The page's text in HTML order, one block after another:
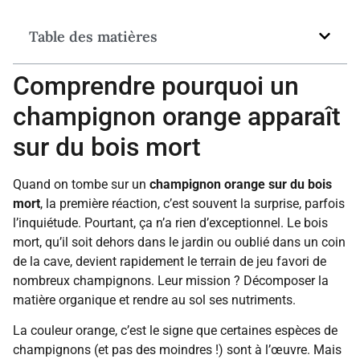
Table des matières
Comprendre pourquoi un
champignon orange apparaît
sur du bois mort
Quand on tombe sur un champignon orange sur du bois
mort, la première réaction, c’est souvent la surprise, parfois
l’inquiétude. Pourtant, ça n’a rien d’exceptionnel. Le bois
mort, qu’il soit dehors dans le jardin ou oublié dans un coin
de la cave, devient rapidement le terrain de jeu favori de
nombreux champignons. Leur mission ? Décomposer la
matière organique et rendre au sol ses nutriments.
La couleur orange, c’est le signe que certaines espèces de
champignons (et pas des moindres !) sont à l’œuvre. Mais